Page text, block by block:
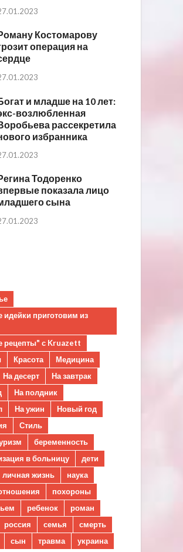
Костомарову
операция на
и младше на 10 лет:
возлюбленная
рассекретила
избранника
Тодоренко
показала лицо
сына
идейки приготовим из
рецепты" с Kruazett
Красота
Медицина
На десерт
На завтрак
На полдник
На ужин
Новый год
Стиль
беременность
в больницу
дети
личная жизнь
наука
похороны
ребенок
роман
россия семья
смерть
сын травма украина